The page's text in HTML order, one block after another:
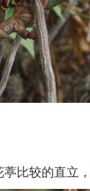
较的直立，